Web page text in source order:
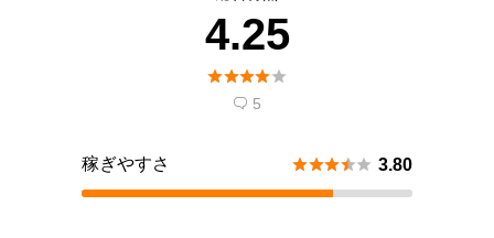
4.25

 5
稼ぎやすさ  3.80